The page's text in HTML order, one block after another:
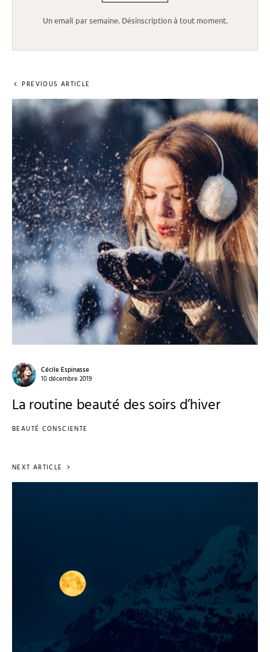
Un email par semaine. Désinscription à tout moment.
PREVIOUS ARTICLE
Cécile Espinasse
10 décembre 2019
La routine beauté des soirs d’hiver
BEAUTÉ CONSCIENTE
NEXT ARTICLE